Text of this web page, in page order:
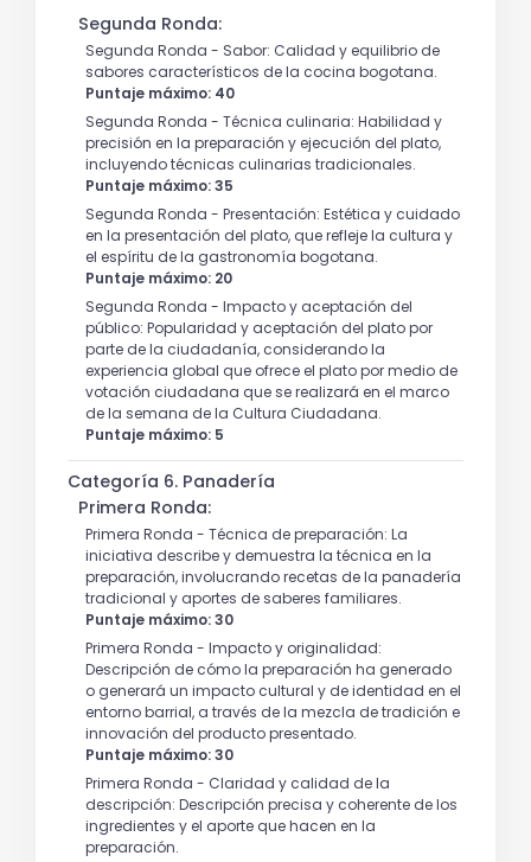
Segunda Ronda:
Segunda Ronda - Sabor: Calidad y equilibrio de
sabores característicos de la cocina bogotana.
Puntaje máximo: 40
Segunda Ronda - Técnica culinaria: Habilidad y
precisión en la preparación y ejecución del plato,
incluyendo técnicas culinarias tradicionales.
Puntaje máximo: 35
Segunda Ronda - Presentación: Estética y cuidado
en la presentación del plato, que refleje la cultura y
el espíritu de la gastronomía bogotana.
Puntaje máximo: 20
Segunda Ronda - Impacto y aceptación del
público: Popularidad y aceptación del plato por
parte de la ciudadanía, considerando la
experiencia global que ofrece el plato por medio de
votación ciudadana que se realizará en el marco
de la semana de la Cultura Ciudadana.
Puntaje máximo: 5
Categoría 6. Panadería
Primera Ronda:
Primera Ronda - Técnica de preparación: La
iniciativa describe y demuestra la técnica en la
preparación, involucrando recetas de la panadería
tradicional y aportes de saberes familiares.
Puntaje máximo: 30
Primera Ronda - Impacto y originalidad:
Descripción de cómo la preparación ha generado
o generará un impacto cultural y de identidad en el
entorno barrial, a través de la mezcla de tradición e
innovación del producto presentado.
Puntaje máximo: 30
Primera Ronda - Claridad y calidad de la
descripción: Descripción precisa y coherente de los
ingredientes y el aporte que hacen en la
preparación.